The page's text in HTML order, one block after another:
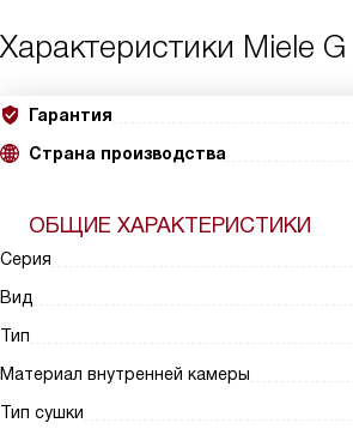
Характеристики Miele
Гарантия
Страна производства
ОБЩИЕ ХАРАКТЕРИСТИКИ
Серия
Вид
Тип
Материал внутренней камеры
Тип сушки